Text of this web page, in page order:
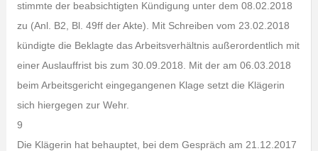
stimmte der beabsichtigten Kündigung unter dem 08.02.2018
zu (Anl. B2, Bl. 49ff der Akte). Mit Schreiben vom 23.02.2018
kündigte die Beklagte das Arbeitsverhältnis außerordentlich mit
einer Auslauffrist bis zum 30.09.2018. Mit der am 06.03.2018
beim Arbeitsgericht eingegangenen Klage setzt die Klägerin
sich hiergegen zur Wehr.
9
Die Klägerin hat behauptet, bei dem Gespräch am 21.12.2017